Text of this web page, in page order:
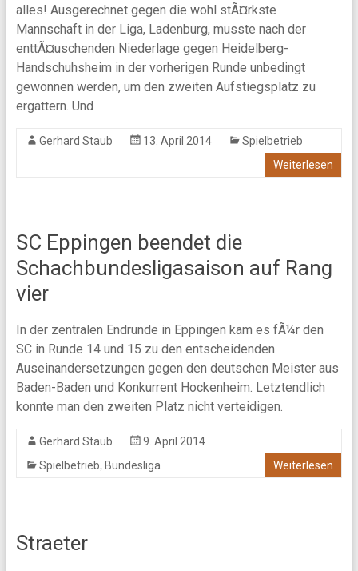
alles! Ausgerechnet gegen die wohl stÃ¤rkste
Mannschaft in der Liga, Ladenburg, musste nach der
enttÃ¤uschenden Niederlage gegen Heidelberg-
Handschuhsheim in der vorherigen Runde unbedingt
gewonnen werden, um den zweiten Aufstiegsplatz zu
ergattern. Und
Gerhard Staub 13. April 2014
Spielbetrieb
Weiterlesen
SC Eppingen beendet die
Schachbundesligasaison auf Rang
vier
In der zentralen Endrunde in Eppingen kam es fÃ¼r den
SC in Runde 14 und 15 zu den entscheidenden
Auseinandersetzungen gegen den deutschen Meister aus
Baden-Baden und Konkurrent Hockenheim. Letztendlich
konnte man den zweiten Platz nicht verteidigen.
Gerhard Staub
9. April 2014
Spielbetrieb, Bundesliga Weiterlesen
Straeter